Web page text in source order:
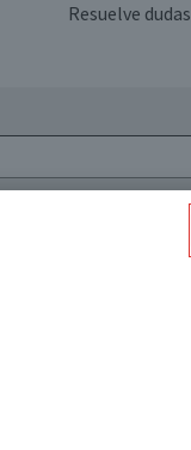
Resuelve dudas
datos